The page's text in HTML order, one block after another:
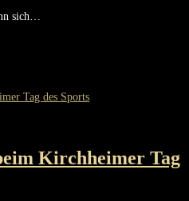
sich…
Kirchheimer Tag